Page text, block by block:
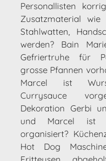
Personallisten
Zusatzmaterial wie
Stahlwatten,
werden? Bain
Gefriertruhe für
grosse Pfannen
Marcel ist
Currysauce
Dekoration Gerbi
und Marcel ist
organisiert?
Hot Dog